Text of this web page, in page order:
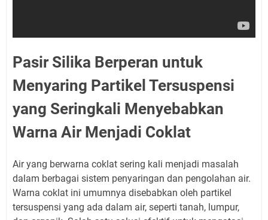
Pasir Silika Berperan untuk
Menyaring Partikel Tersuspensi
yang Seringkali Menyebabkan
Warna Air Menjadi Coklat
Air yang berwarna coklat sering kali menjadi masalah
dalam berbagai sistem penyaringan dan pengolahan air.
Warna coklat ini umumnya disebabkan oleh partikel
tersuspensi yang ada dalam air, seperti tanah, lumpur,